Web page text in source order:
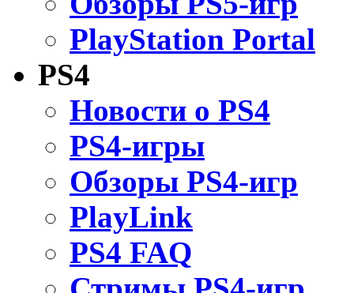
PlayStation Portal
PS4
Новости о PS4
PS4-игры
Обзоры PS4-игр
PlayLink
PS4 FAQ